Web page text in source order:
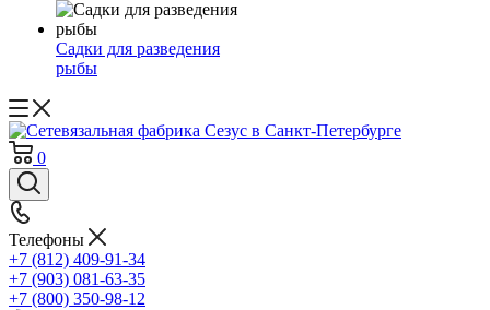
Садки для разведения
рыбы
0
Телефоны
+7 (812) 409-91-34
+7 (903) 081-63-35
+7 (800) 350-98-12